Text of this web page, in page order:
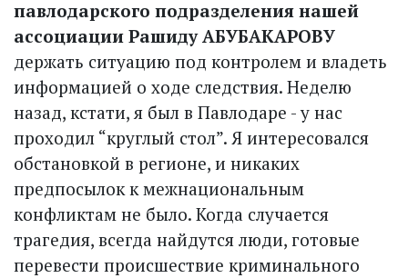
павлодарского подразделения нашей
ассоциации Рашиду АБУБАКАРОВУ
держать ситуацию под контролем и владеть
информацией о ходе следствия. Неделю
назад, кстати, я был в Павлодаре - у нас
проходил “круглый стол”. Я интересовался
обстановкой в регионе, и никаких
предпосылок к межнациональным
конфликтам не было. Когда случается
трагедия, всегда найдутся люди, готовые
перевести происшествие криминального